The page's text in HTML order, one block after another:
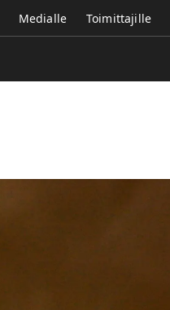
Medialle Toimittajille